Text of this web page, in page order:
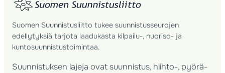
Suomen Suunnistusliitto tukee suunnistusseurojen
edellytyksiä tarjota laadukasta kilpailu-, nuoriso- ja
kuntosuunnistustoimintaa.
Suunnistuksen lajeja ovat suunnistus, hiihto-, pyörä-